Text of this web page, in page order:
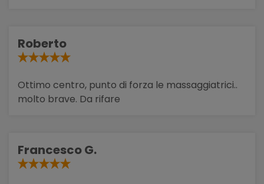
Roberto
Ottimo centro, punto di forza le massaggiatrici..
molto brave. Da rifare
Francesco G.